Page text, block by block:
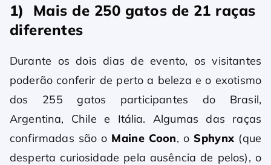
1) Mais de 250 gatos de 21 raças
diferentes
Durante os dois dias de evento, os visitantes
poderão conferir de perto a beleza e o exotismo
dos 255 gatos participantes do Brasil,
Argentina, Chile e Itália. Algumas das raças
confirmadas são o Maine Coon, oSphynx(que
desperta curiosidade pela ausência de pelos), o